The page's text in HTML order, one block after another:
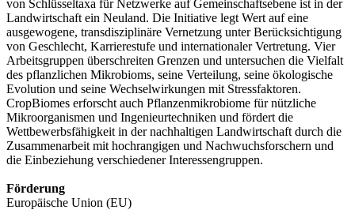
von Schlüsseltaxa für Netzwerke auf Gemeinschaftsebene ist in der
Landwirtschaft ein Neuland. Die Initiative legt Wert auf eine
ausgewogene, transdisziplinäre Vernetzung unter Berücksichtigung
von Geschlecht, Karrierestufe und internationaler Vertretung. Vier
Arbeitsgruppen überschreiten Grenzen und untersuchen die Vielfalt
des pflanzlichen Mikrobioms, seine Verteilung, seine ökologische
Evolution und seine Wechselwirkungen mit Stressfaktoren.
CropBiomes erforscht auch Pflanzenmikrobiome für nützliche
Mikroorganismen und Ingenieurtechniken und fördert die
Wettbewerbsfähigkeit in der nachhaltigen Landwirtschaft durch die
Zusammenarbeit mit hochrangigen und Nachwuchsforschern und
die Einbeziehung verschiedener Interessengruppen.
Förderung
Europäische Union (EU)